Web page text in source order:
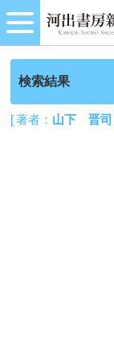
検索結果
[ 著者： 山下 晋司